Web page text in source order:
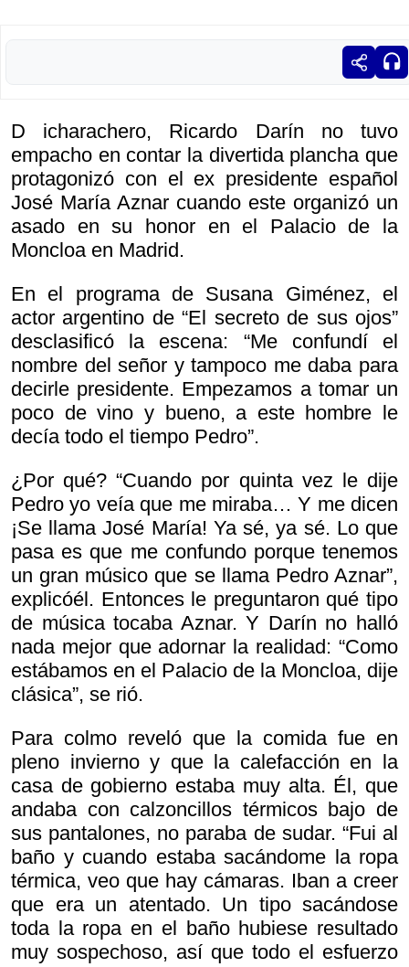
D icharachero, Ricardo Darín no tuvo
empacho en contar la divertida plancha que
protagonizó con el ex presidente español
José María Aznar cuando este organizó un
asado en su honor en el Palacio de la
Moncloa en Madrid.
En el programa de Susana Giménez, el
actor argentino de “El secreto de sus ojos”
desclasificó la escena: “Me confundí el
nombre del señor y tampoco me daba para
decirle presidente. Empezamos a tomar un
poco de vino y bueno, a este hombre le
decía todo el tiempo Pedro”.
¿Por qué? “Cuando por quinta vez le dije
Pedro yo veía que me miraba… Y me dicen
¡Se llama José María! Ya sé, ya sé. Lo que
pasa es que me confundo porque tenemos
un gran músico que se llama Pedro Aznar”,
explicóél. Entonces le preguntaron qué tipo
de música tocaba Aznar. Y Darín no halló
nada mejor que adornar la realidad: “Como
estábamos en el Palacio de la Moncloa, dije
clásica”, se rió.
Para colmo reveló que la comida fue en
pleno invierno y que la calefacción en la
casa de gobierno estaba muy alta. Él, que
andaba con calzoncillos térmicos bajo de
sus pantalones, no paraba de sudar. “Fui al
baño y cuando estaba sacándome la ropa
térmica, veo que hay cámaras. Iban a creer
que era un atentado. Un tipo sacándose
toda la ropa en el baño hubiese resultado
muy sospechoso, así que todo el esfuerzo